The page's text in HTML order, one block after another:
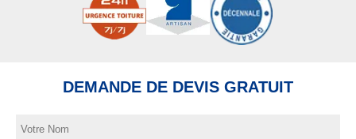
DEMANDE DE DEVIS GRATUIT